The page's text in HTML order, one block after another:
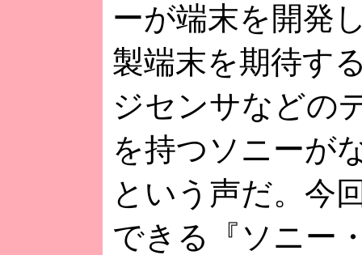
ーが端末を開発
製端末を期待す
ジセンサなどの
を持つソニーが
という声だ。今
できる『ソニー